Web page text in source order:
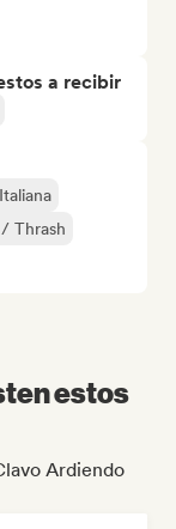
a recibir
Thrash
estos
Ardiendo